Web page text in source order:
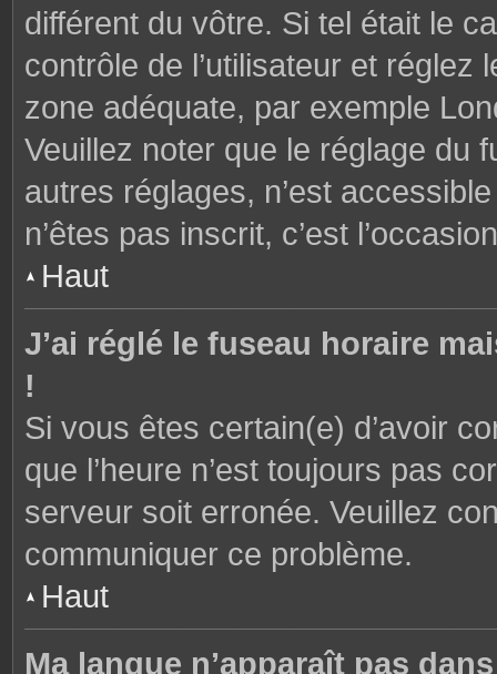
différent du vôtre. Si tel était le
contrôle de l’utilisateur et
zone adéquate, par exemple
Veuillez noter que le réglage du
autres réglages, n’est
n’êtes pas inscrit, c’est
Haut
J’ai réglé le fuseau horaire
!
Si vous êtes certain(e) d’avoir
que l’heure n’est toujours pas
serveur soit erronée. Veuillez
communiquer ce problème.
Haut
Ma langue n’apparaît pas